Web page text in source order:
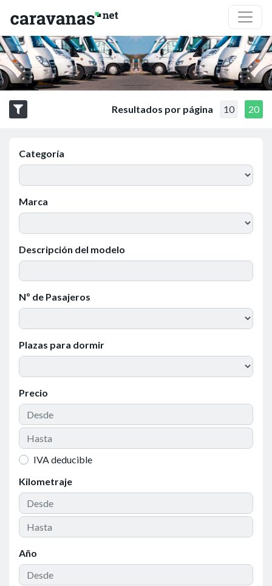
Resultados por página 10 20
Categoría
Marca
Descripción del modelo
Nº de Pasajeros
Plazas para dormir
Precio
IVA deducible
Kilometraje
Año